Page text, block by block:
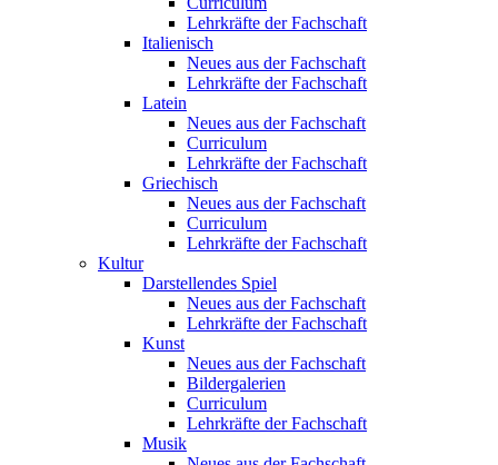
Lehrkräfte der Fachschaft
Italienisch
Neues aus der Fachschaft
Lehrkräfte der Fachschaft
Latein
Neues aus der Fachschaft
Curriculum
Lehrkräfte der Fachschaft
Griechisch
Neues aus der Fachschaft
Curriculum
Lehrkräfte der Fachschaft
Kultur
Darstellendes Spiel
Neues aus der Fachschaft
Lehrkräfte der Fachschaft
Kunst
Neues aus der Fachschaft
Bildergalerien
Curriculum
Lehrkräfte der Fachschaft
Musik